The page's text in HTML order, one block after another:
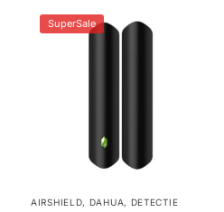
SuperSale
AIRSHIELD, DAHUA, DETECTIE